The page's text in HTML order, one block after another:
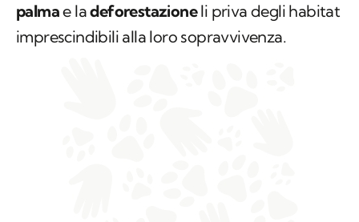
palmae ladeforestazioneli priva degli habitat
imprescindibili alla loro sopravvivenza.